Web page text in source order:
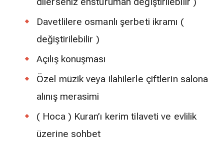
Davetlilere osmanlı şerbeti ikramı (
değiştirilebilir )
Açılış konuşması
Özel müzik veya ilahilerle çiftlerin salona
alınış merasimi
( Hoca ) Kuran’ı kerim tilaveti ve evlilik
üzerine sohbet